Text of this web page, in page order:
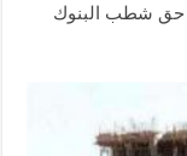
حق شطب البنوك